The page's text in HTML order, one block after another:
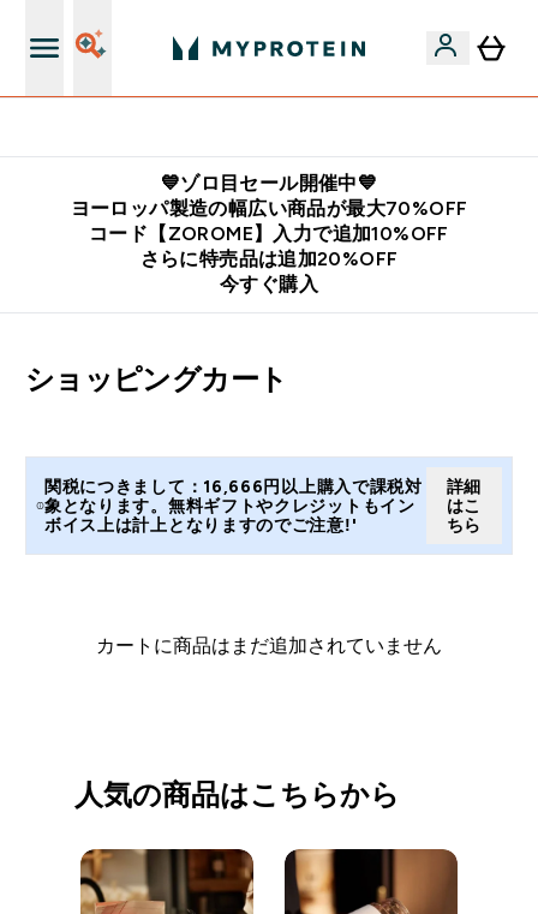
💙ゾロ目セール開催中💙
ヨーロッパ製造の幅広い商品が最大70%OFF
コード【ZOROME】入力で追加10%OFF
さらに特売品は追加20%OFF
今すぐ購入
ショッピングカート
関税につきまして：16,666円以上購入で課税対
象となります。無料ギフトやクレジットもイン
ボイス上は計上となりますのでご注意!'
詳細
はこ
ちら
カートに商品はまだ追加されていません
人気の商品はこちらから